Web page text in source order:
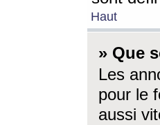
Haut
» Que
Les
pour le
aussi